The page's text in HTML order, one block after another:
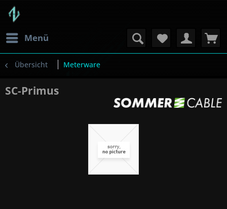
Menü
Übersicht Meterware
SC-Primus